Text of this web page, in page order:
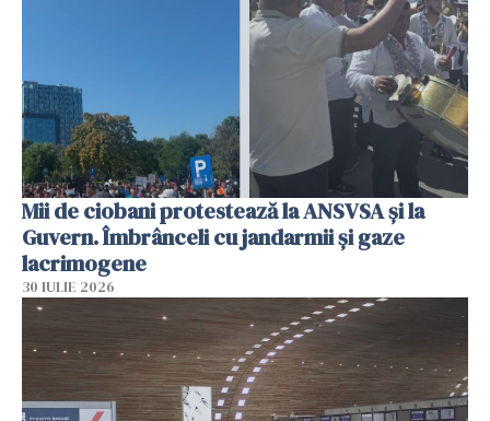
Mii de ciobani protestează la ANSVSA și la
Guvern. Îmbrânceli cu jandarmii și gaze
lacrimogene
30 IULIE 2026